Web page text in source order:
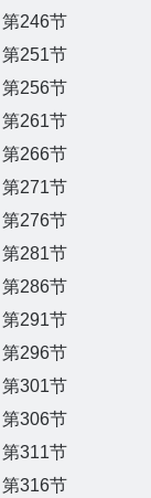
第246节
第251节
第256节
第261节
第266节
第271节
第276节
第281节
第286节
第291节
第296节
第301节
第306节
第311节
第316节